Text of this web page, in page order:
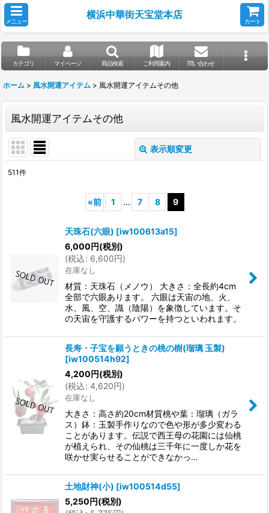
メニュー
横浜中華街天宝堂本店
カート
カテゴリ マイページ 商品検索 ご利用案内 問い合わせ
ホーム > 風水開運アイテム > 風水開運アイテムその他
風水開運アイテムその他
表示順変更
絞り込む
511件
«前 1 ... 7 8 9
天珠石(六眼) [iw100613a15]
6,000円(税別)
(税込: 6,600円)
在庫なし
材質：天珠石（メノウ） 大きさ：全長約4cm
全部で六眼あります。 六眼は天宙の地、火、
水、風、空、識（陰陽）を象徴しています。そ
の天宙を守護するパワーを持つといわれます。
長寿・子宝を願うときの桃の樹(瑠璃 玉製)
[iw100514h92]
4,200円(税別)
(税込: 4,620円)
在庫なし
大きさ：高さ約20cm材質桃や葉：瑠璃（ガラ
ス）鉢：玉製手作りなので色や形が多少変わる
ことがあります。伝説で西王母の花園には仙桃
が植えられ、その仙桃は三千年に一度しか花を
咲かせ実らせることができなかっ…
土地財神(小) [iw100514d55]
5,250円(税別)